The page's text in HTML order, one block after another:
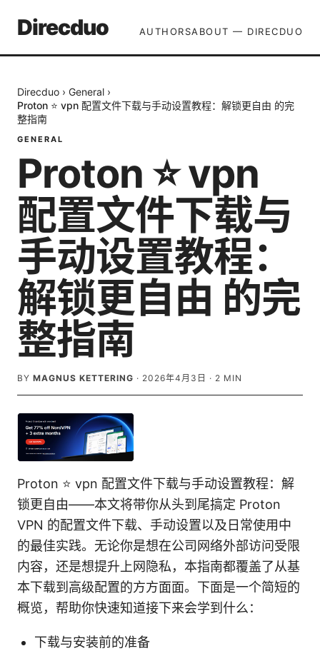
Direcduo AUTHORSABOUT — DIRECDUO
Direcduo › General ›
Proton ⭐ vpn 配置文件下载与手动设置教程：解锁更自由 的完
整指南
GENERAL
Proton ⭐ vpn
配置文件下载与
手动设置教程：
解锁更自由 的完
整指南
BY MAGNUS KETTERING · 2026年4月3日 · 2 MIN
Proton ⭐ vpn 配置文件下载与手动设置教程：解
锁更自由——本文将带你从头到尾搞定 Proton
VPN 的配置文件下载、手动设置以及日常使用中
的最佳实践。无论你是想在公司网络外部访问受限
内容，还是想提升上网隐私，本指南都覆盖了从基
本下载到高级配置的方方面面。下面是一个简短的
概览，帮助你快速知道接下来会学到什么：
下载与安装前的准备